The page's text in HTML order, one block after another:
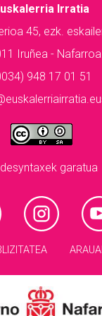
Irratia
45, ezk.
Iruñea - Nafarroa
948 17 01 51
garatua